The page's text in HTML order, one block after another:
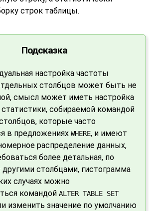
строк таблицы.
Подсказка
настройка частоты
столбцов может быть не
смысл может иметь настройка
собираемой командой
которые часто
в предложениях WHERE, и имеют
распределение данных,
более детальная, по
столбцами, гистограмма
случаях можно
командой ALTER TABLE SET
изменить значение по умолчанию